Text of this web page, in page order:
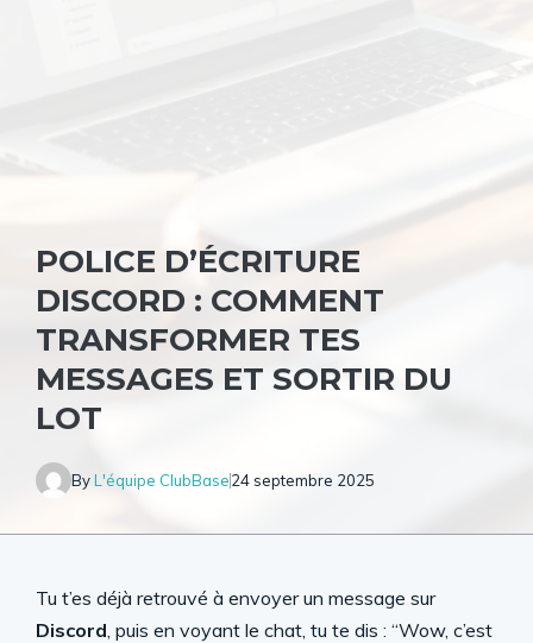
POLICE D’ÉCRITURE
DISCORD : COMMENT
TRANSFORMER TES
MESSAGES ET SORTIR DU
LOT
ByL'équipe ClubBase24 septembre 2025
Tu t’es déjà retrouvé à envoyer un message sur
Discord, puis en voyant le chat, tu te dis : “Wow, c’est